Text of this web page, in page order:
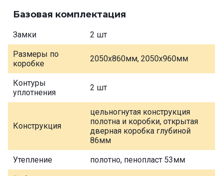
Базовая комплектация
Замки 2 шт
Размеры по
коробке
2050х860мм, 2050х960мм
Контуры
уплотнения
2 шт
Конструкция
цельногнутая конструкция
полотна и коробки, открытая
дверная коробка глубиной
86мм
Утепление полотно, пенопласт 53мм